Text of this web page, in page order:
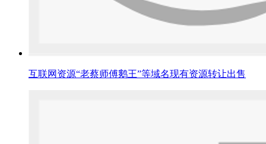
互联网资源“老蔡师傅鹅王”等域名现有资源转让出售